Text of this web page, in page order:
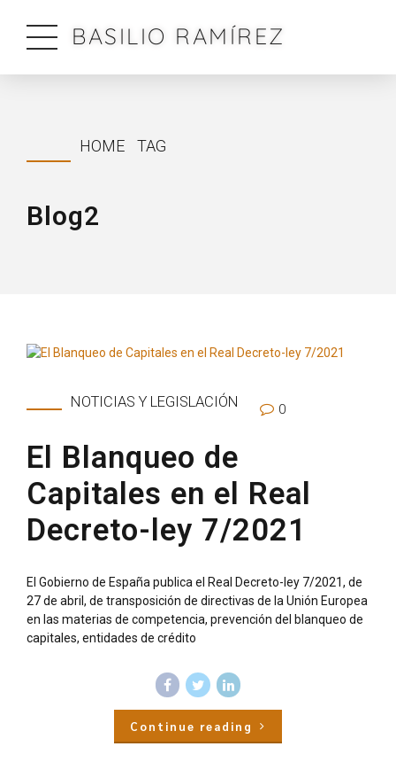
BASILIO RAMÍREZ
HOME TAG
Blog2
NOTICIAS Y LEGISLACIÓN 0
El Blanqueo de
Capitales en el Real
Decreto-ley 7/2021
El Gobierno de España publica el Real Decreto-ley 7/2021, de
27 de abril, de transposición de directivas de la Unión Europea
en las materias de competencia, prevención del blanqueo de
capitales, entidades de crédito
Continue reading